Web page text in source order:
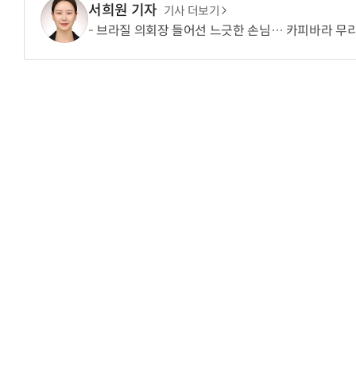
서희원 기자 기사 더보기
브라질 의회장 들어선 느긋한 손님… 카피바라 무